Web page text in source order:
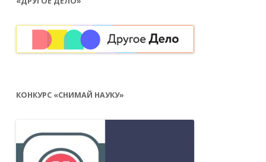
КОНКУРС «СНИМАЙ НАУКУ»